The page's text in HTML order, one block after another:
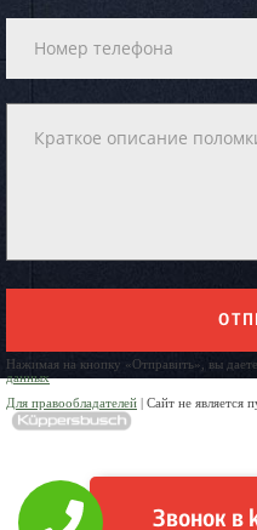
Нажимая на кнопку «Отправить», вы
данных
Для правообладателей | Сайт не является
Звонок в